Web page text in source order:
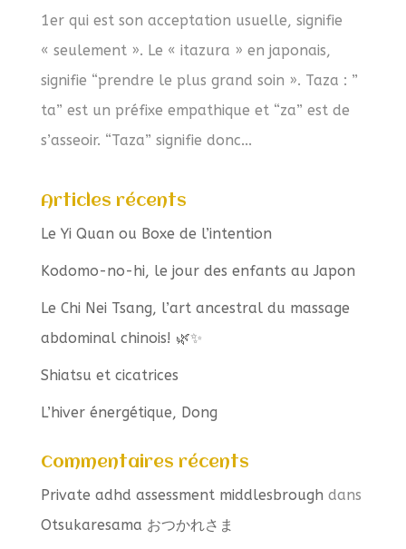
1er qui est son acceptation usuelle, signifie
« seulement ». Le « itazura » en japonais,
signifie “prendre le plus grand soin ». Taza : ”
ta” est un préfixe empathique et “za” est de
s’asseoir. “Taza” signifie donc...
Articles récents
Le Yi Quan ou Boxe de l’intention
Kodomo-no-hi, le jour des enfants au Japon
Le Chi Nei Tsang, l’art ancestral du massage
abdominal chinois! 🌿✨
Shiatsu et cicatrices
L’hiver énergétique, Dong
Commentaires récents
Private adhd assessment middlesbrough dans
Otsukaresama おつかれさま